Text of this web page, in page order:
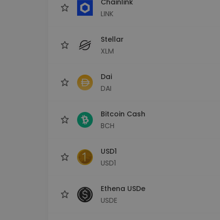
LINK
Stellar
XLM
Dai
DAI
Bitcoin Cash
BCH
USD1
USD1
Ethena USDe
USDE